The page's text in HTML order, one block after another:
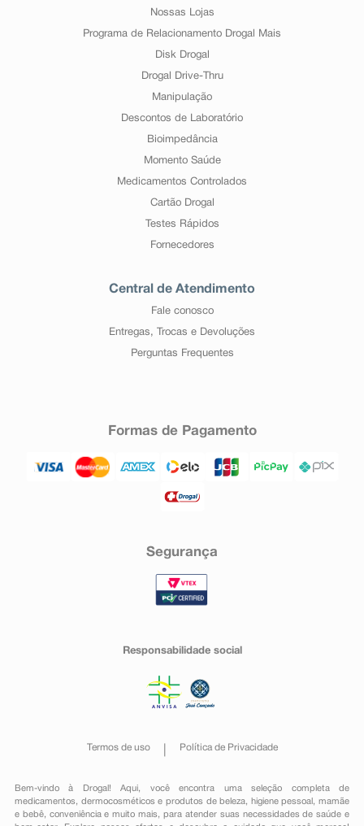
Nossas Lojas
Programa de Relacionamento Drogal Mais
Disk Drogal
Drogal Drive-Thru
Manipulação
Descontos de Laboratório
Bioimpedância
Momento Saúde
Medicamentos Controlados
Cartão Drogal
Testes Rápidos
Fornecedores
Central de Atendimento
Fale conosco
Entregas, Trocas e Devoluções
Perguntas Frequentes
Formas de Pagamento
Segurança
Responsabilidade social
Termos de uso Política de Privacidade
Bem-vindo à Drogal! Aqui, você encontra uma seleção completa de
medicamentos , dermocosméticos e produtos de beleza, higiene pessoal ,mamãe
e bebê, conveniênciae muito mais, para atender suas necessidades de saúde e